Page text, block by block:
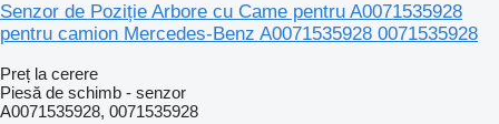
Senzor de Poziție Arbore cu Came pentru A0071535928
pentru camion Mercedes-Benz A0071535928 0071535928
Preț la cerere
Piesă de schimb - senzor
A0071535928, 0071535928